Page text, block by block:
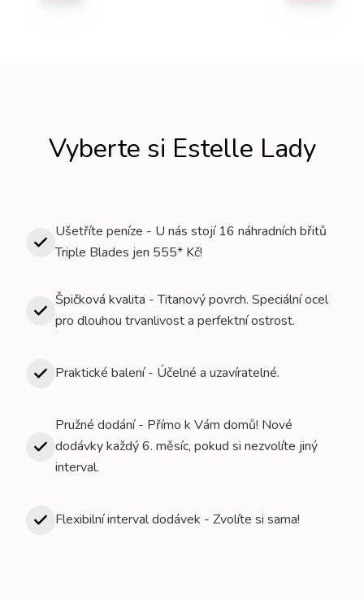
Vyberte si Estelle Lady
Ušetříte peníze - U nás stojí 16 náhradních břitů
Triple Blades jen 555* Kč!
Špičková kvalita - Titanový povrch. Speciální ocel
pro dlouhou trvanlivost a perfektní ostrost.
Praktické balení - Účelné a uzavíratelné.
Pružné dodání - Přímo k Vám domů! Nové
dodávky každý 6. měsíc, pokud si nezvolíte jiný
interval.
Flexibilní interval dodávek - Zvolíte si sama!